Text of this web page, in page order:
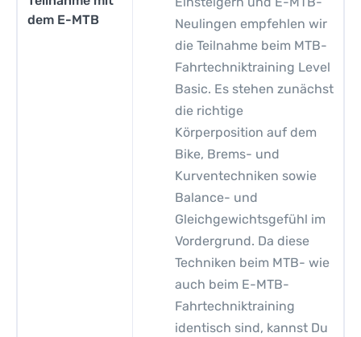
dem E-MTB
Neulingen empfehlen wir
die Teilnahme beim MTB-
Fahrtechniktraining Level
Basic. Es stehen zunächst
die richtige
Körperposition auf dem
Bike, Brems- und
Kurventechniken sowie
Balance- und
Gleichgewichtsgefühl im
Vordergrund. Da diese
Techniken beim MTB- wie
auch beim E-MTB-
Fahrtechniktraining
identisch sind, kannst Du